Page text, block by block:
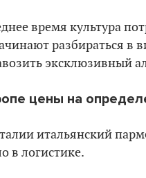
время культура
разбираться в
эксклюзивный
цены на
итальянский
в логистике.